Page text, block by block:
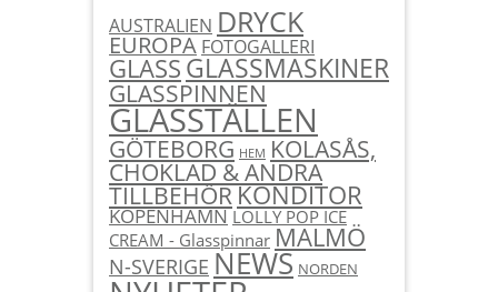
AUSTRALIEN DRYCK
EUROPA FOTOGALLERI
GLASSGLASSMASKINER
GLASSPINNEN
GLASSTÄLLEN
GÖTEBORG HEM KOLASÅS,
CHOKLAD & ANDRA
TILLBEHÖRKONDITOR
KÖPENHAMN LOLLY POP ICE
CREAM - Glasspinnar MALMÖ
N-SVERIGE NEWS NORDEN